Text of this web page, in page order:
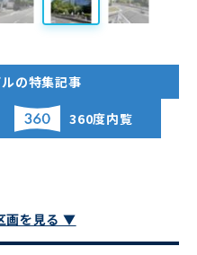
の特集記事
360度内覧
画を見る ▼